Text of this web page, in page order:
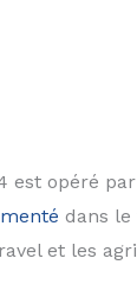
est opéré par
dans le
et les